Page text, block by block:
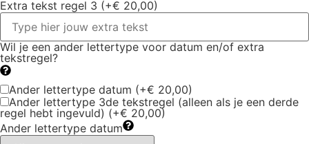
Extra tekst regel 3 (+€ 20,00)
Wil je een ander lettertype voor datum en/of extra
tekstregel?
Ander lettertype datum (+€ 20,00)
Ander lettertype 3de tekstregel (alleen als je een derde
regel hebt ingevuld) (+€ 20,00)
Ander lettertype datum